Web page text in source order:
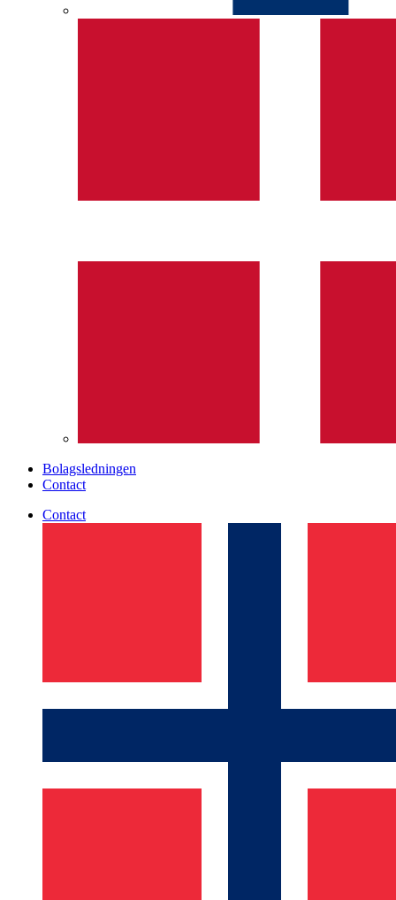
Bolagsledningen
Contact
Contact